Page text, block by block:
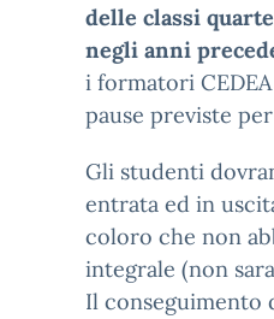
delle classi
negli anni
i formatori
pause previste
Gli studenti
entrata ed in
coloro che non
integrale (non
Il conseguimento